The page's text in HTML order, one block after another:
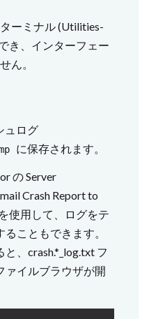
ーミナル (Utilities-
き、インターフェー
ん。
ュログ
に保存されます。
の Server
Crash Report to
使用して、ログをテ
こともできます。
、crash.*_log.txt フ
ァイルブラウザが開